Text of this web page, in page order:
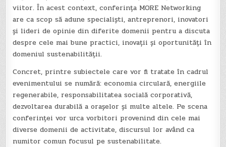
viitor. În acest context, conferința MORE Networking
are ca scop să adune specialiști, antreprenori, inovatori
și lideri de opinie din diferite domenii pentru a discuta
despre cele mai bune practici, inovații și oportunități în
domeniul sustenabilității.
Concret, printre subiectele care vor fi tratate în cadrul
evenimentului se numără: economia circulară, energiile
regenerabile, responsabilitatea socială corporativă,
dezvoltarea durabilă a orașelor și multe altele. Pe scena
conferinței vor urca vorbitori provenind din cele mai
diverse domenii de activitate, discursul lor având ca
numitor comun focusul pe sustenabilitate.